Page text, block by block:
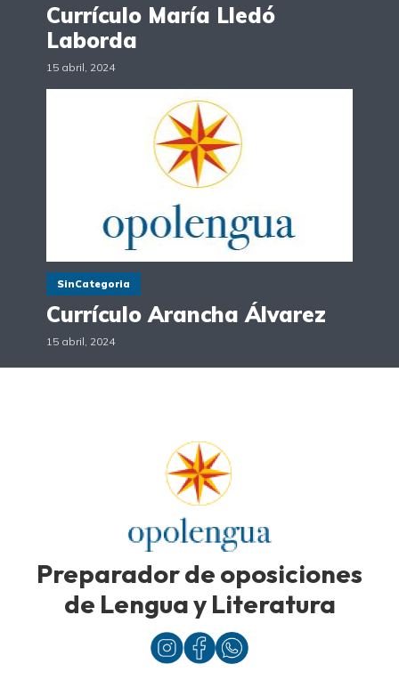
Currículo María Lledó
Laborda
15 abril, 2024
SinCategoria
Currículo Arancha Álvarez
15 abril, 2024
Preparador de oposiciones
de Lengua y Literatura